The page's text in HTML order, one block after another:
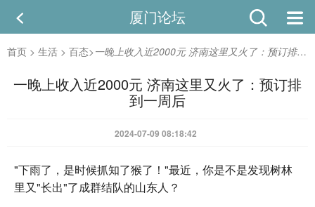
厦门论坛
首页 > 生活 > 百态>一晚上收入近2000元 济南这里又火了：预订排到一周后
一晚上收入近2000元 济南这里又火了：预订排
到一周后
2024-07-09 08:18:42
"下雨了，是时候抓知了猴了！"最近，你是不是发现树林
里又"长出"了成群结队的山东人？